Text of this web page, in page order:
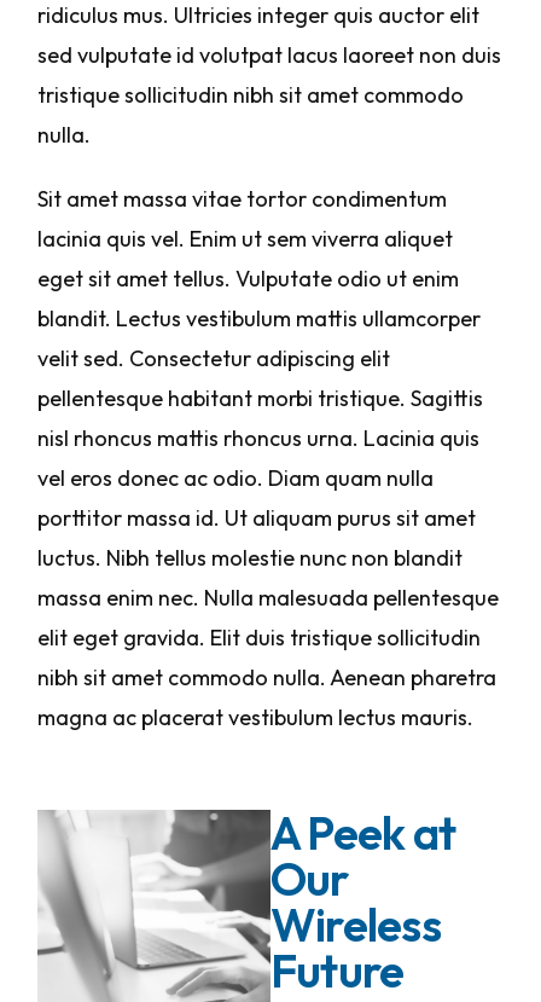
ridiculus mus. Ultricies integer quis auctor elit
sed vulputate id volutpat lacus laoreet non duis
tristique sollicitudin nibh sit amet commodo
nulla.
Sit amet massa vitae tortor condimentum
lacinia quis vel. Enim ut sem viverra aliquet
eget sit amet tellus. Vulputate odio ut enim
blandit. Lectus vestibulum mattis ullamcorper
velit sed. Consectetur adipiscing elit
pellentesque habitant morbi tristique. Sagittis
nisl rhoncus mattis rhoncus urna. Lacinia quis
vel eros donec ac odio. Diam quam nulla
porttitor massa id. Ut aliquam purus sit amet
luctus. Nibh tellus molestie nunc non blandit
massa enim nec. Nulla malesuada pellentesque
elit eget gravida. Elit duis tristique sollicitudin
nibh sit amet commodo nulla. Aenean pharetra
magna ac placerat vestibulum lectus mauris.
A Peek at
Our
Wireless
Future